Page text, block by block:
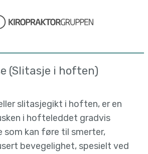
(Slitasje i hoften)
slitasjegikt i hoften, er en
i hofteleddet gradvis
som kan føre til smerter,
bevegelighet, spesielt ved